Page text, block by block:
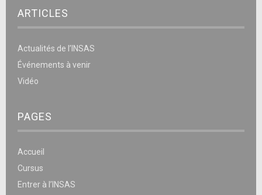
ARTICLES
Actualités de l’INSAS
Événements à venir
Vidéo
PAGES
Accueil
Cursus
Entrer à l’INSAS